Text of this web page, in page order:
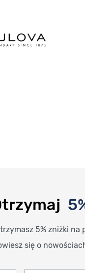
5% zniżki na
się o